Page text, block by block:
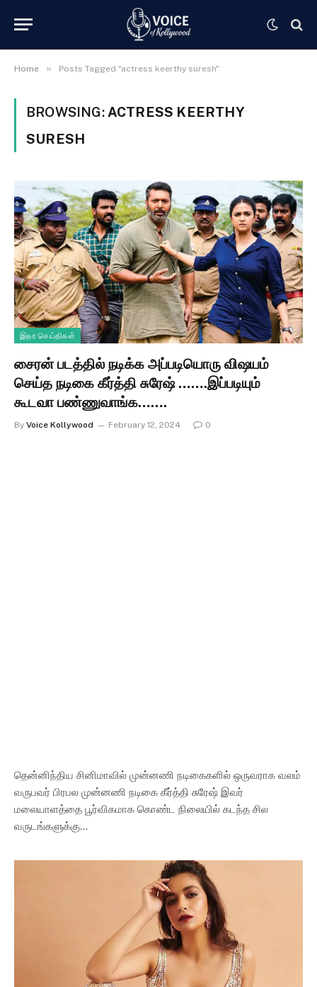
Home » Posts Tagged "actress keerthy suresh"
BROWSING: ACTRESS KEERTHY
SURESH
இதர செய்திகள்
சைரன் படத்தில் நடிக்க அப்படியொரு விஷயம்
செய்த நடிகை கீர்த்தி சுரேஷ் …….இப்படியும்
கூடவா பண்ணுவாங்க…….
By Voice Kollywood February 12, 2024 0
தென்னிந்திய சினிமாவில் முன்னணி நடிகைகளில் ஒருவராக வலம்
வருபவர் பிரபல முன்னணி நடிகை கீர்த்தி சுரேஷ் இவர்
மலையாளத்தை பூர்விகமாக கொண்ட நிலையில் கடந்த சில
வருடங்களுக்கு…